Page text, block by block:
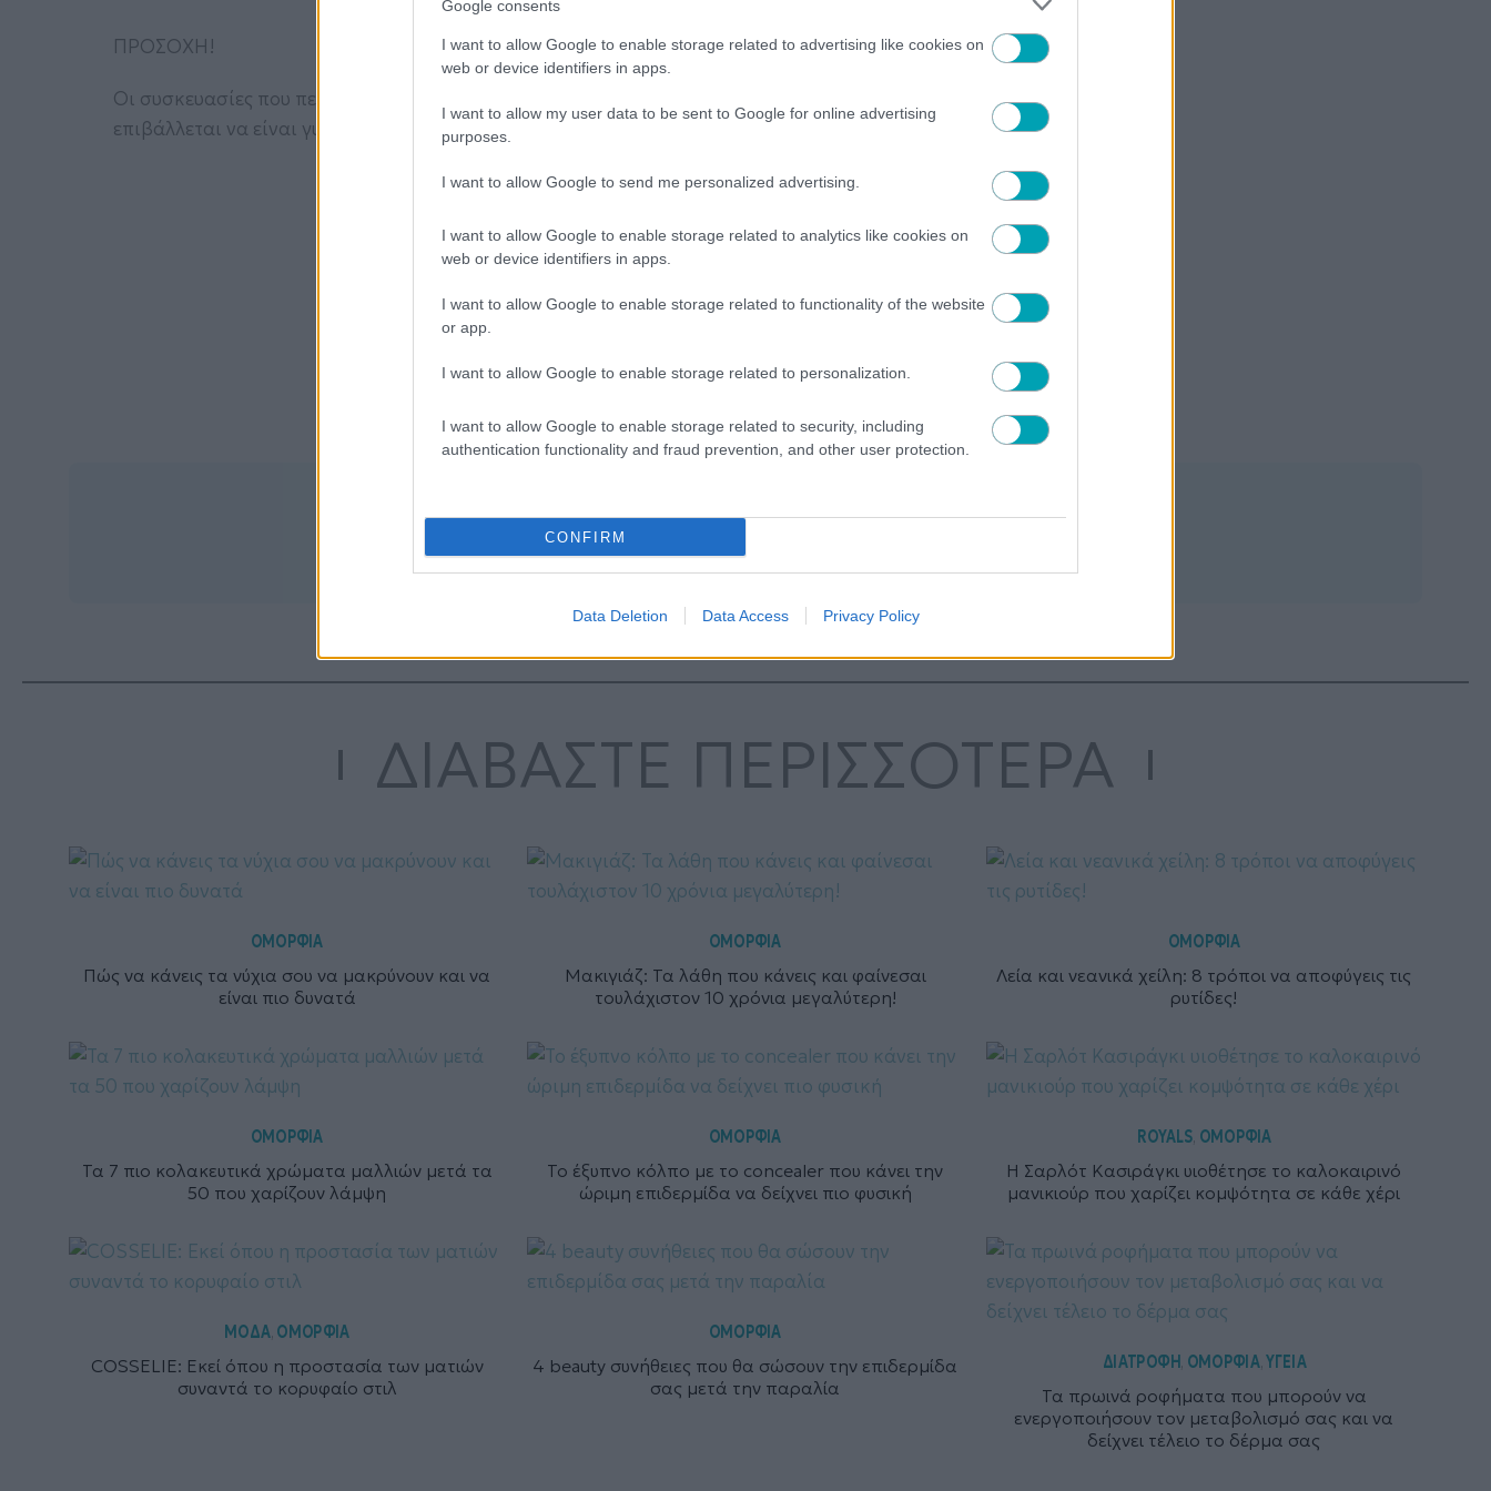
Google consents
I want to allow Google to enable storage related to advertising like cookies on
web or device identifiers in apps.
I want to allow my user data to be sent to Google for online advertising
purposes.
I want to allow Google to send me personalized advertising.
I want to allow Google to enable storage related to analytics like cookies on
web or device identifiers in apps.
I want to allow Google to enable storage related to functionality of the website
or app.
I want to allow Google to enable storage related to personalization.
I want to allow Google to enable storage related to security, including
authentication functionality and fraud prevention, and other user protection.
CONFIRM
Data Deletion Data Access Privacy Policy
ΠΡΟΣΟΧΗ!
Οι συσκευασίες που περιέχουν ευαίσθητες στην ατμόσφαιρα ουσίες, όπως είναι η ρετινόλη και η βιταμίνη C,
επιβάλλεται να είναι γυάλινες και σκουρόχρωμες.
ΔΙΑΒΑΣΤΕ ΠΕΡΙΣΣΟΤΕΡΑ
ΟΜΟΡΦΙΑ
Πώς να κάνεις τα νύχια σου να μακρύνουν και να
είναι πιο δυνατά
ΟΜΟΡΦΙΑ
Μακιγιάζ: Τα λάθη που κάνεις και φαίνεσαι
τουλάχιστον 10 χρόνια μεγαλύτερη!
ΟΜΟΡΦΙΑ
Λεία και νεανικά χείλη: 8 τρόποι να αποφύγεις τις
ρυτίδες!
ΟΜΟΡΦΙΑ
Τα 7 πιο κολακευτικά χρώματα μαλλιών μετά τα
50 που χαρίζουν λάμψη
ΟΜΟΡΦΙΑ
Το έξυπνο κόλπο με το concealer που κάνει την
ώριμη επιδερμίδα να δείχνει πιο φυσική
ROYALS, ΟΜΟΡΦΙΑ
Η Σαρλότ Κασιράγκι υιοθέτησε το καλοκαιρινό
μανικιούρ που χαρίζει κομψότητα σε κάθε χέρι
ΜΟΔΑ,ΟΜΟΡΦΙΑ
COSSELIE: Εκεί όπου η προστασία των ματιών
συναντά το κορυφαίο στιλ
ΟΜΟΡΦΙΑ
4 beauty συνήθειες που θα σώσουν την επιδερμίδα
σας μετά την παραλία
ΔΙΑΤΡΟΦΗ, ΟΜΟΡΦΙΑ,ΥΓΕΙΑ
Τα πρωινά ροφήματα που μπορούν να
ενεργοποιήσουν τον μεταβολισμό σας και να
δείχνει τέλειο το δέρμα σας